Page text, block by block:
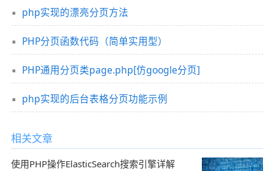
php实现的漂亮分页方法
PHP分页函数代码（简单实用型）
PHP通用分页类page.php[仿google分页]
php实现的后台表格分页功能示例
相关文章
使用PHP操作ElasticSearch搜索引擎详解